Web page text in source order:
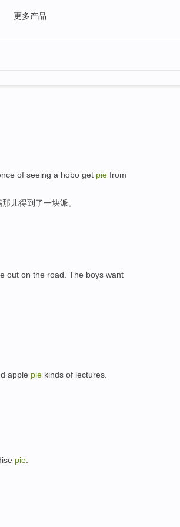
更多产品
of seeing a hobo get pie from
儿得到了一块派。
out on the road. The boys want
apple pie kinds of lectures.
pie.